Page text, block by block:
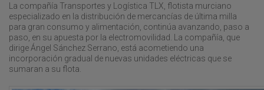
La compañía Transportes y Logística TLX, flotista murciano
especializado en la distribución de mercancías de última milla
para gran consumo y alimentación, continúa avanzando, paso a
paso, en su apuesta por la electromovilidad. La compañía, que
dirige Ángel Sánchez Serrano, está acometiendo una
incorporación gradual de nuevas unidades eléctricas que se
sumaran a su flota.